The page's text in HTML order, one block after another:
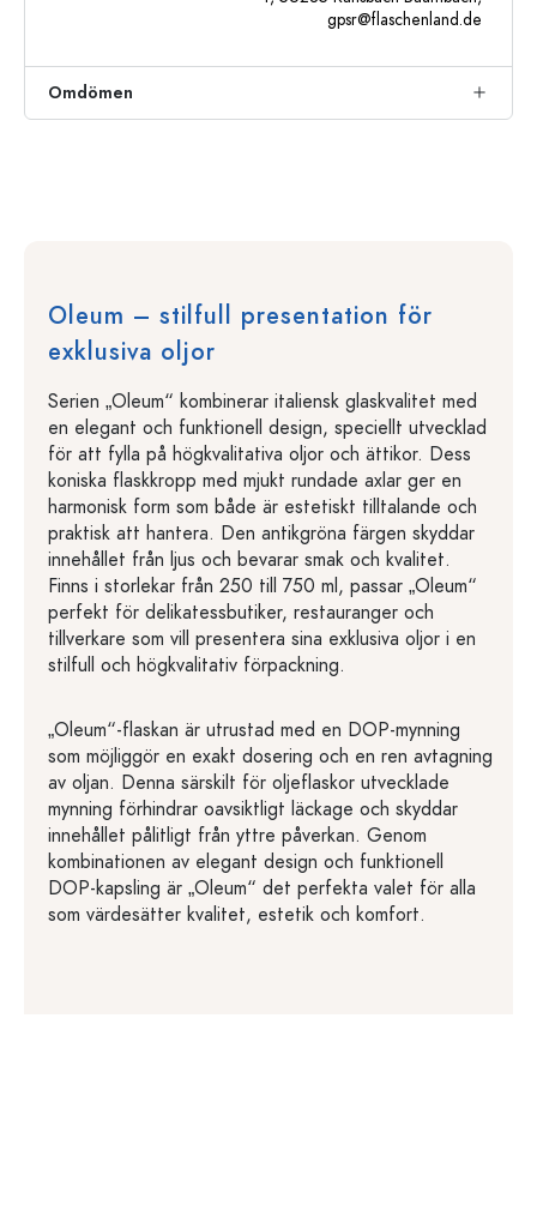
gpsr@flaschenland.de
Omdömen
Oleum – stilfull presentation för
exklusiva oljor
Serien „Oleum“ kombinerar italiensk glaskvalitet med
en elegant och funktionell design, speciellt utvecklad
för att fylla på högkvalitativa oljor och ättikor. Dess
koniska flaskkropp med mjukt rundade axlar ger en
harmonisk form som både är estetiskt tilltalande och
praktisk att hantera. Den antikgröna färgen skyddar
innehållet från ljus och bevarar smak och kvalitet.
Finns i storlekar från 250 till 750 ml, passar „Oleum“
perfekt för delikatessbutiker, restauranger och
tillverkare som vill presentera sina exklusiva oljor i en
stilfull och högkvalitativ förpackning.
„Oleum“-flaskan är utrustad med en DOP-mynning
som möjliggör en exakt dosering och en ren avtagning
av oljan. Denna särskilt för oljeflaskor utvecklade
mynning förhindrar oavsiktligt läckage och skyddar
innehållet pålitligt från yttre påverkan. Genom
kombinationen av elegant design och funktionell
DOP-kapsling är „Oleum“ det perfekta valet för alla
som värdesätter kvalitet, estetik och komfort.